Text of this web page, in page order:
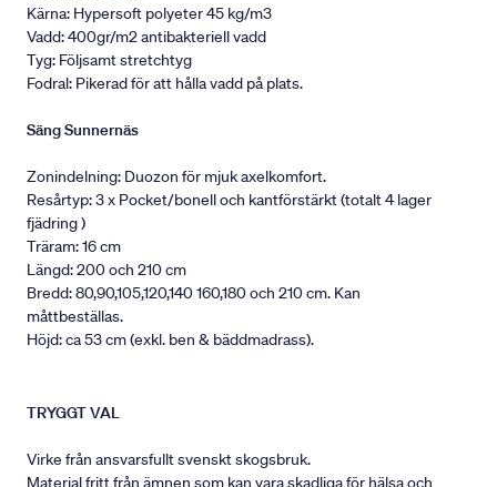
Kärna: Hypersoft polyeter 45 kg/m3
Vadd: 400gr/m2 antibakteriell vadd
Tyg: Följsamt stretchtyg
Fodral: Pikerad för att hålla vadd på plats.
Säng Sunnernäs
Zonindelning: Duozon för mjuk axelkomfort.
Resårtyp: 3 x Pocket/bonell och kantförstärkt (totalt 4 lager
fjädring )
Träram: 16 cm
Längd: 200 och 210 cm
Bredd: 80,90,105,120,140 160,180 och 210 cm. Kan
måttbeställas.
Höjd: ca 53 cm (exkl. ben & bäddmadrass).
TRYGGT VAL
Virke från ansvarsfullt svenskt skogsbruk.
Material fritt från ämnen som kan vara skadliga för hälsa och